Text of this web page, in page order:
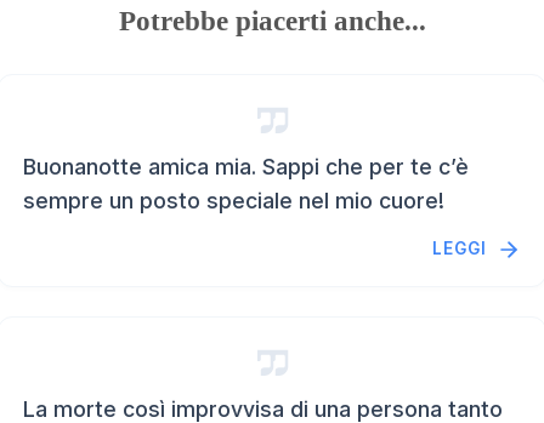
Potrebbe piacerti anche...
Buonanotte amica mia. Sappi che per te c’è
sempre un posto speciale nel mio cuore!
LEGGI
La morte così improvvisa di una persona tanto